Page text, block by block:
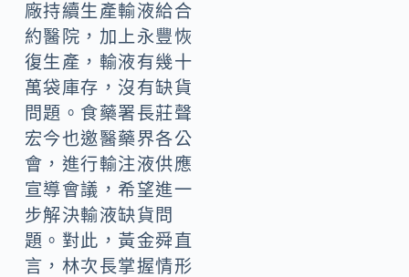
廠持續生產輸液給合
約醫院，加上永豐恢
復生產，輸液有幾十
萬袋庫存，沒有缺貨
問題。食藥署長莊聲
宏今也邀醫藥界各公
會，進行輸注液供應
宣導會議，希望進一
步解決輸液缺貨問
題。對此，黃金舜直
言，林次長掌握情形